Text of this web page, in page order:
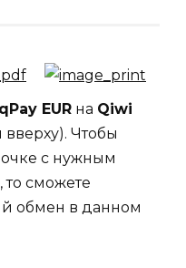
EUR на Qiwi
Чтобы
с нужным
сможете
обмен в данном